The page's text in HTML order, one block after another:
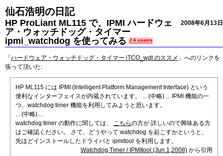
仙石浩明の日記
2008年6月13日
HP ProLiant ML115 で、IPMI ハードウェ
ア・ウォッチドッグ・タイマー
ipmi_watchdog を使ってみる
「 ハードウェア・ウォッチドッグ・タイマー iTCO_wdt のススメ 」へのリンクを
張って頂いた:
HP ML115 には IPMI (Intelligent Platform Management Interface) という
便利なインターフェイスが内蔵されています。 ... (中略) ... IPMI 機能の一
つ、watchdog timer 機能を利用してみようと思います。
... (中略) ...
watchdog timer の動作に関しては、 こちらの方が 詳しいので興味ある方
はご確認ください。 さて、どうやって watchdog を起こすかというと、
先ほどインストールしたドライバと ipmitool を利用します。
Watchdog Timer / IPMItool (Jun 1,2008) から引用